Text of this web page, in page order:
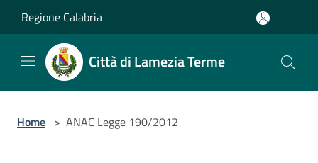
Regione Calabria
Città di Lamezia Terme
Home > ANAC Legge 190/2012